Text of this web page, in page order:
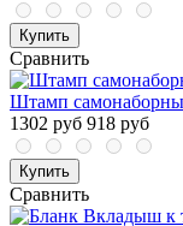
Купить
Сравнить
Штамп
1302 руб 918 руб
Купить
Сравнить